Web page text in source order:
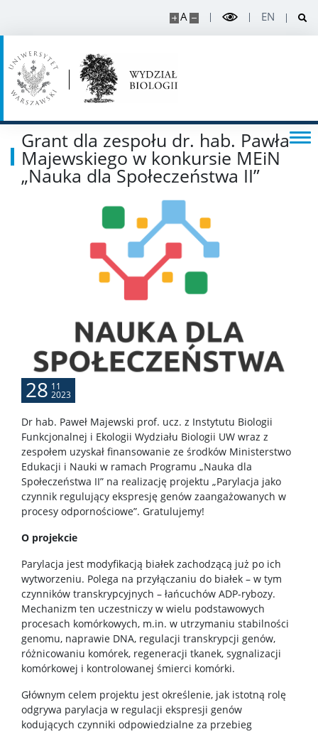
A EN
NAUKA
Publikacje i patenty
Nagrody i wyróżnienia
Konferencje
Rada Naukowa Dyscypliny
Dane badawcze UW
POPULARYZACJA
Posłuchaj o nauce
Poczytaj o nauce
Wydarzenia
Wystawy
USŁUGI
Jednostki usługowe
Grant dla zespołu dr. hab. Pawła
Majewskiego w konkursie MEiN
„Nauka dla Społeczeństwa II”
28 11
2023
Dr hab. Paweł Majewski prof. ucz. z Instytutu Biologii
Funkcjonalnej i Ekologii Wydziału Biologii UW wraz z
zespołem uzyskał finansowanie ze środków Ministerstwo
Edukacji i Nauki w ramach Programu „Nauka dla
Społeczeństwa II” na realizację projektu „Parylacja jako
czynnik regulujący ekspresję genów zaangażowanych w
procesy odpornościowe”. Gratulujemy!
O projekcie
Parylacja jest modyfikacją białek zachodzącą już po ich
wytworzeniu. Polega na przyłączaniu do białek – w tym
czynników transkrypcyjnych – łańcuchów ADP-rybozy.
Mechanizm ten uczestniczy w wielu podstawowych
procesach komórkowych, m.in. w utrzymaniu stabilności
genomu, naprawie DNA, regulacji transkrypcji genów,
różnicowaniu komórek, regeneracji tkanek, sygnalizacji
komórkowej i kontrolowanej śmierci komórki.
Głównym celem projektu jest określenie, jak istotną rolę
odgrywa parylacja w regulacji ekspresji genów
kodujących czynniki odpowiedzialne za przebieg